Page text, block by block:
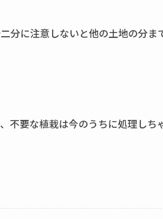
分に注意しないと他の土地の分
不要な植栽は今のうちに処理しち